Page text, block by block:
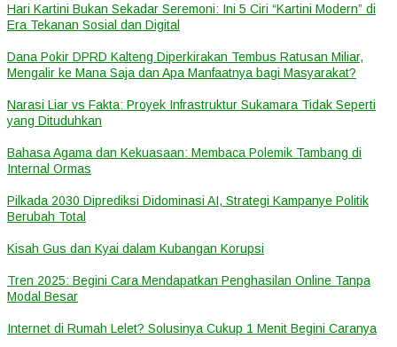
Hari Kartini Bukan Sekadar Seremoni: Ini 5 Ciri “Kartini Modern” di
Era Tekanan Sosial dan Digital
Dana Pokir DPRD Kalteng Diperkirakan Tembus Ratusan Miliar,
Mengalir ke Mana Saja dan Apa Manfaatnya bagi Masyarakat?
Narasi Liar vs Fakta: Proyek Infrastruktur Sukamara Tidak Seperti
yang Dituduhkan
Bahasa Agama dan Kekuasaan: Membaca Polemik Tambang di
Internal Ormas
Pilkada 2030 Diprediksi Didominasi AI, Strategi Kampanye Politik
Berubah Total
Kisah Gus dan Kyai dalam Kubangan Korupsi
Tren 2025: Begini Cara Mendapatkan Penghasilan Online Tanpa
Modal Besar
Internet di Rumah Lelet? Solusinya Cukup 1 Menit Begini Caranya